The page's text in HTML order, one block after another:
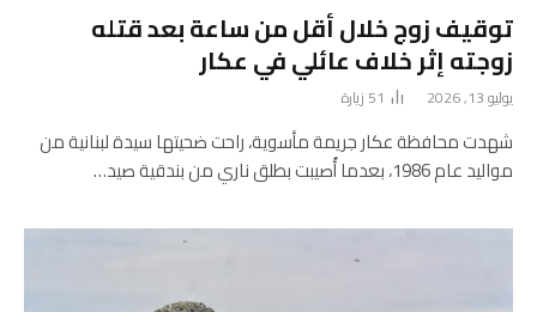
توقيف زوج خلال أقل من ساعة بعد قتله
زوجته إثر خلاف عائلي في عكار
يوليو 13, 2026 51 زيارة
شهدت محافظة عكار جريمة مأسوية، راحت ضحيتها سيدة لبنانية من
مواليد عام 1986، بعدما أُصيبت بطلق ناري من بندقية صيد…